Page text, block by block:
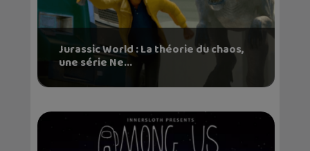
Jurassic World : La théorie du chaos,
une série Ne...